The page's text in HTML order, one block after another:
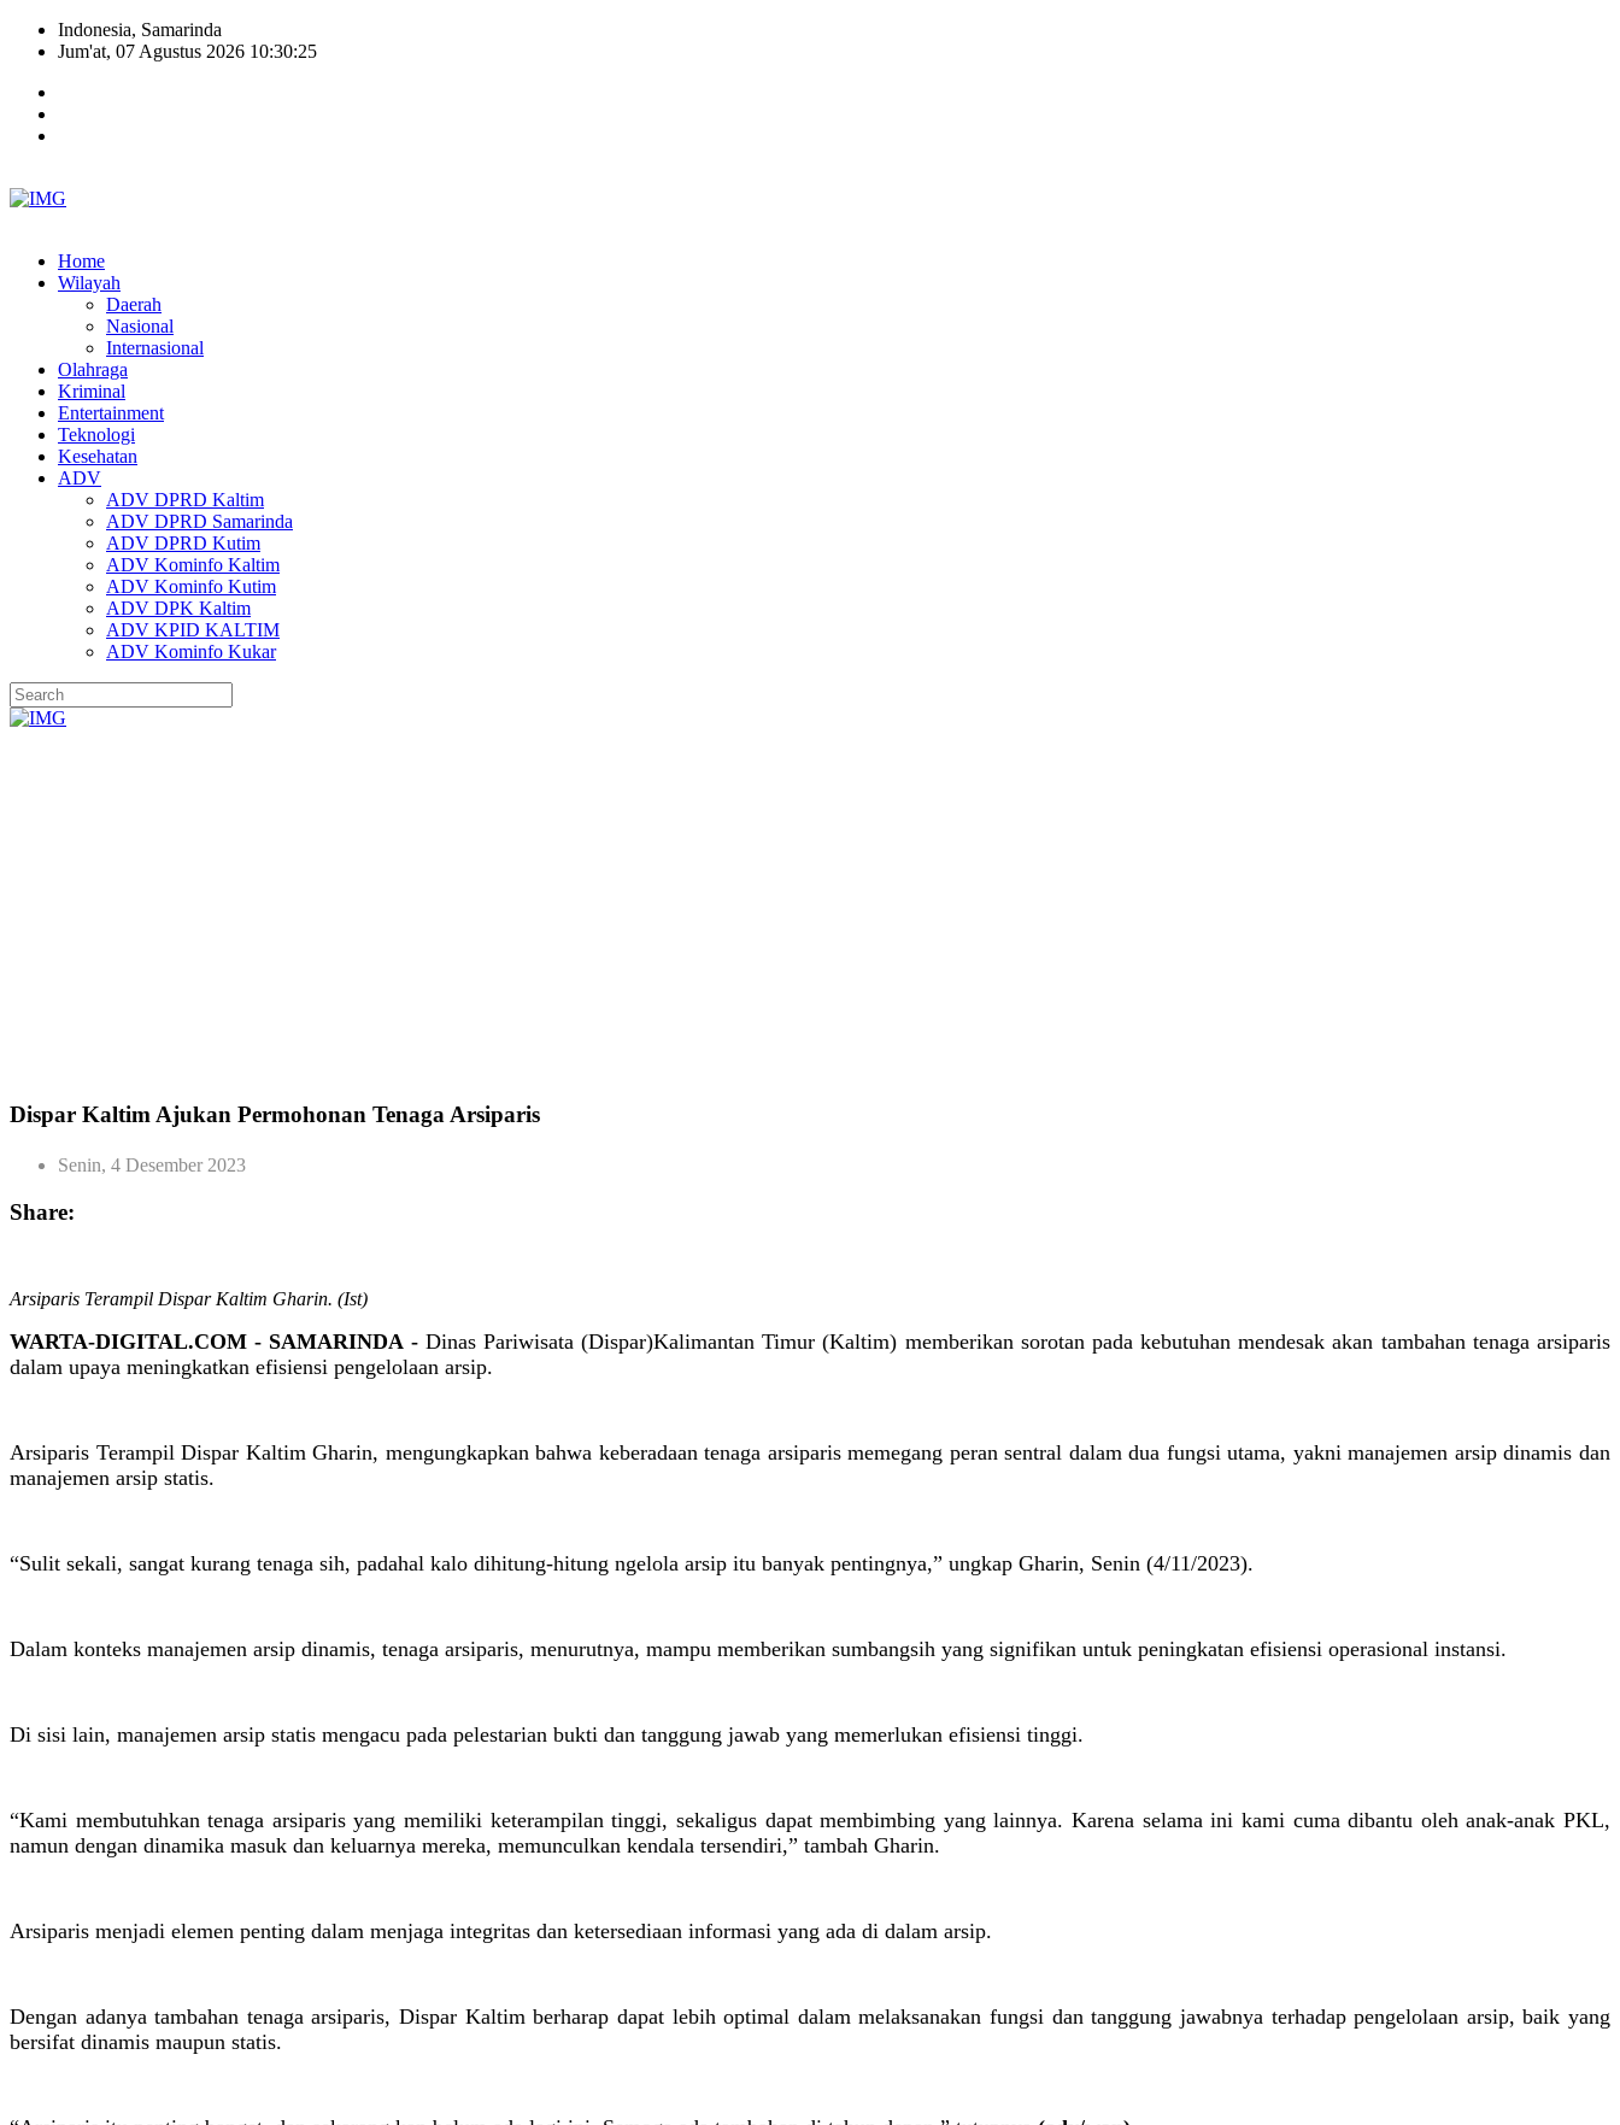
Indonesia, Samarinda
Jum'at, 07 Agustus 2026 10:30:26
Home
Wilayah
Daerah
Nasional
Internasional
Olahraga
Kriminal
Entertainment
Teknologi
Kesehatan
ADV
ADV DPRD Kaltim
ADV DPRD Samarinda
ADV DPRD Kutim
ADV Kominfo Kaltim
ADV Kominfo Kutim
ADV DPK Kaltim
ADV KPID KALTIM
ADV Kominfo Kukar
Dispar Kaltim Ajukan Permohonan Tenaga Arsiparis
Senin, 4 Desember 2023
Share:
Arsiparis Terampil Dispar Kaltim Gharin. (Ist)
WARTA-DIGITAL.COM - SAMARINDA - Dinas Pariwisata (Dispar)Kalimantan Timur (Kaltim) memberikan sorotan pada kebutuhan mendesak akan tambahan tenaga arsiparis
dalam upaya meningkatkan efisiensi pengelolaan arsip.
Arsiparis Terampil Dispar Kaltim Gharin, mengungkapkan bahwa keberadaan tenaga arsiparis memegang peran sentral dalam dua fungsi utama, yakni manajemen arsip dinamis dan
manajemen arsip statis.
“Sulit sekali, sangat kurang tenaga sih, padahal kalo dihitung-hitung ngelola arsip itu banyak pentingnya,” ungkap Gharin, Senin (4/11/2023).
Dalam konteks manajemen arsip dinamis, tenaga arsiparis, menurutnya, mampu memberikan sumbangsih yang signifikan untuk peningkatan efisiensi operasional instansi.
Di sisi lain, manajemen arsip statis mengacu pada pelestarian bukti dan tanggung jawab yang memerlukan efisiensi tinggi.
“Kami membutuhkan tenaga arsiparis yang memiliki keterampilan tinggi, sekaligus dapat membimbing yang lainnya. Karena selama ini kami cuma dibantu oleh anak-anak PKL,
namun dengan dinamika masuk dan keluarnya mereka, memunculkan kendala tersendiri,” tambah Gharin.
Arsiparis menjadi elemen penting dalam menjaga integritas dan ketersediaan informasi yang ada di dalam arsip.
Dengan adanya tambahan tenaga arsiparis, Dispar Kaltim berharap dapat lebih optimal dalam melaksanakan fungsi dan tanggung jawabnya terhadap pengelolaan arsip, baik yang
bersifat dinamis maupun statis.